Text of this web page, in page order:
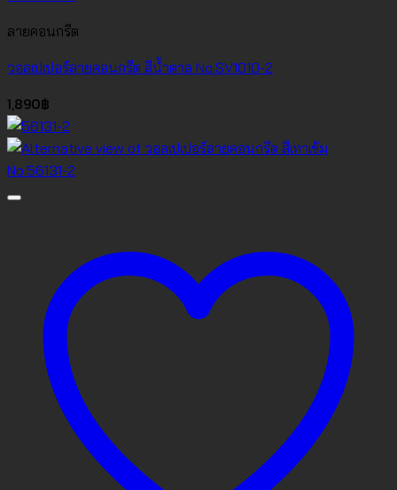
ลายคอนกรีต
วอลเปเปอร์ลายคอนกรีต สีน้ำตาล No.SV1010-2
1,890฿